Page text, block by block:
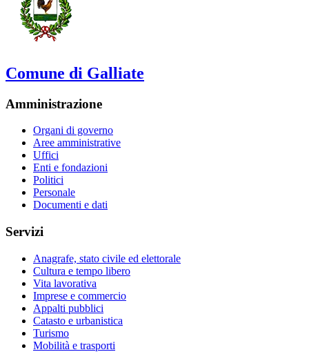
Comune di Galliate
Amministrazione
Organi di governo
Aree amministrative
Uffici
Enti e fondazioni
Politici
Personale
Documenti e dati
Servizi
Anagrafe, stato civile ed elettorale
Cultura e tempo libero
Vita lavorativa
Imprese e commercio
Appalti pubblici
Catasto e urbanistica
Turismo
Mobilità e trasporti